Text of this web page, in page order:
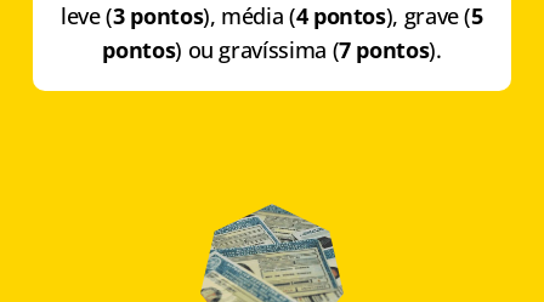
leve (3 pontos), média (4 pontos), grave (5
pontos) ou gravíssima (7 pontos).